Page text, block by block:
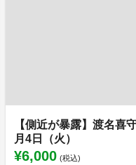
【側近が暴露】渡名喜
月4日（火）
¥6,000 (税込)